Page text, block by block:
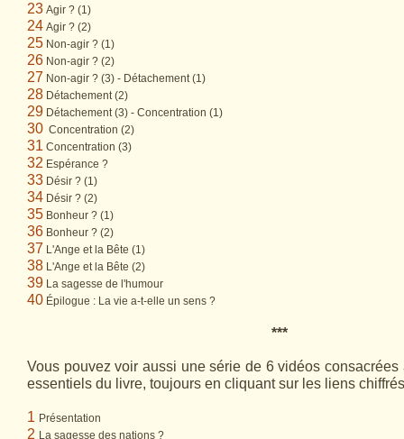
23 Agir ? (1)
24 Agir ? (2)
25 Non-agir ? (1)
26 Non-agir ? (2)
27 Non-agir ? (3) - Détachement (1)
28 Détachement (2)
29 Détachement (3) - Concentration (1)
30 Concentration (2)
31 Concentration (3)
32 Espérance ?
33 Désir ? (1)
34 Désir ? (2)
35 Bonheur ? (1)
36 Bonheur ? (2)
37 L'Ange et la Bête (1)
38 L'Ange et la Bête (2)
39 La sagesse de l'humour
40 Épilogue : La vie a-t-elle un sens ?
***
Vous pouvez voir aussi une série de 6 vidéos consacrées
essentiels du livre, toujours en cliquant sur les liens
1 Présentation
2 La sagesse des nations ?